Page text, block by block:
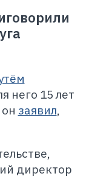
него 15 лет
заявил,
директор